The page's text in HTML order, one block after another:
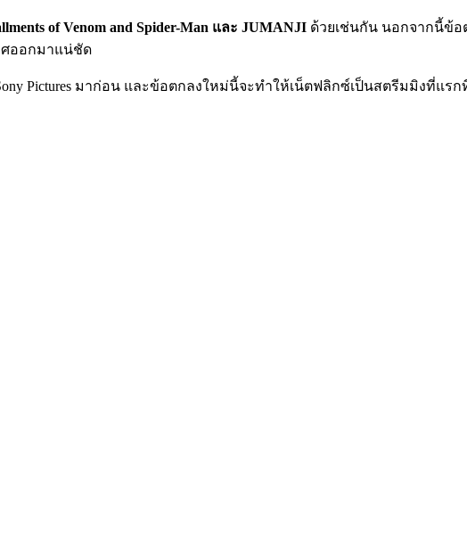
of Venom and Spider-Man และ JUMANJI ด้วยเช่นกัน นอกจากนี้ข้อ
ศออกมาแน่ชัด
Pictures มาก่อน และข้อตกลงใหม่นี้จะทำให้เน็ตฟลิกซ์เป็นสตรีมมิงที่แร